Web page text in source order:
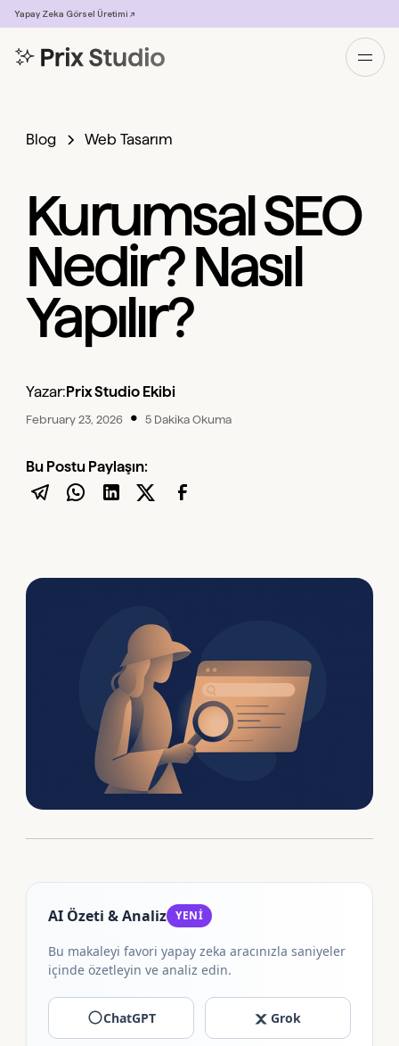
Yapay Zeka Görsel Üretimi ↗
Blog Web Tasarım
Kurumsal SEO
Nedir? Nasıl
Yapılır?
Yazar: Prix Studio Ekibi
February 23, 2026 • 5 Dakika Okuma
Bu Postu Paylaşın:
AI Özeti & Analiz YENİ
Bu makaleyi favori yapay zeka aracınızla saniyeler
içinde özetleyin ve analiz edin.
ChatGPT Grok